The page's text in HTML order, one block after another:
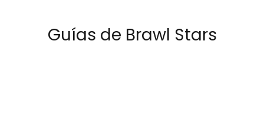
Guías de Brawl Stars